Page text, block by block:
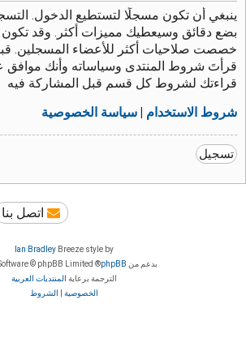
ينبغي أن تكون مسجلًا لتستطيع الدخول.
بضع دقائق وسيعطيك مميزات أكثر. وقد تكون
خصصت صلاحيات أكثر للأعضاء المسجلين.
قرأتَ شروط المنتدى وسياساته وأنك موافق
قراءتك لشروط كل قسم قبل المشاركة فيه
شروط الاستخدام سياسة الخصوصية
تسجيل
اتصل بنا
Breeze style by
Ian Bradley
بدعم من phpBB
® Forum Software © phpBB Limited
الترجمة برعاية المنتديات العربية
الخصوصية
الشروط